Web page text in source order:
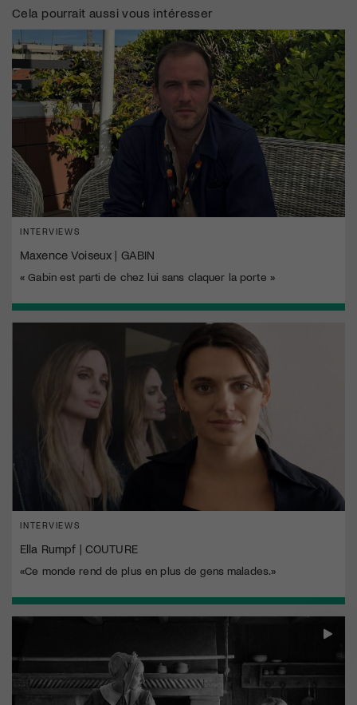
Cela pourrait aussi vous intéresser
INTERVIEWS
Maxence Voiseux | GABIN
« Gabin est parti de chez lui sans claquer la porte »
INTERVIEWS
Ella Rumpf | COUTURE
«Ce monde rend de plus en plus de gens malades.»